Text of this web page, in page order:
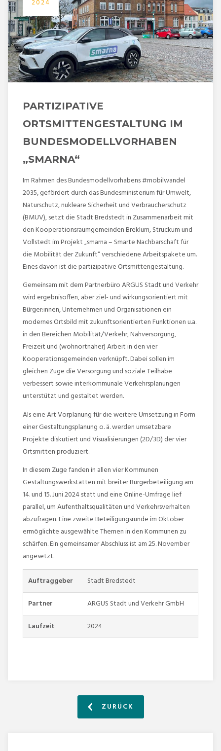
2024
PARTIZIPATIVE
ORTSMITTENGESTALTUNG IM
BUNDESMODELLVORHABEN
„SMARNA“
Im Rahmen des Bundesmodellvorhabens #mobilwandel
2035, gefördert durch das Bundesministerium für Umwelt,
Naturschutz, nukleare Sicherheit und Verbraucherschutz
(BMUV), setzt die Stadt Bredstedt in Zusammenarbeit mit
den Kooperationsraumgemeinden Breklum, Struckum und
Vollstedt im Projekt „smarna – Smarte Nachbarschaft für
die Mobilität der Zukunft“ verschiedene Arbeitspakete um.
Eines davon ist die partizipative Ortsmittengestaltung.
Gemeinsam mit dem Partnerbüro ARGUS Stadt und Verkehr
wird ergebnisoffen, aber ziel- und wirkungsorientiert mit
Bürger:innen, Unternehmen und Organisationen ein
modernes Ortsbild mit zukunftsorientierten Funktionen u.a.
in den Bereichen Mobilität/Verkehr, Nahversorgung,
Freizeit und (wohnortnaher) Arbeit in den vier
Kooperationsgemeinden verknüpft. Dabei sollen im
gleichen Zuge die Versorgung und soziale Teilhabe
verbessert sowie interkommunale Verkehrsplanungen
unterstützt und gestaltet werden.
Als eine Art Vorplanung für die weitere Umsetzung in Form
einer Gestaltungsplanung o. ä. werden umsetzbare
Projekte diskutiert und Visualisierungen (2D/3D) der vier
Ortsmitten produziert.
In diesem Zuge fanden in allen vier Kommunen
Gestaltungswerkstätten mit breiter Bürgerbeteiligung am
14. und 15. Juni 2024 statt und eine Online-Umfrage lief
parallel, um Aufenthaltsqualitäten und Verkehrsverhalten
abzufragen. Eine zweite Beteiligungsrunde im Oktober
ermöglichte ausgewählte Themen in den Kommunen zu
schärfen. Ein gemeinsamer Abschluss ist am 25. November
angesetzt.
Auftraggeber
Stadt Bredstedt
Partner
ARGUS Stadt und Verkehr GmbH
Laufzeit
2024
ZURÜCK